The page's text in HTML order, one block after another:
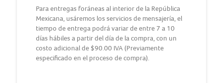
Para entregas foráneas al interior de la República
Mexicana, usáremos los servicios de mensajería, el
tiempo de entrega podrá variar de entre 7 a 10
días hábiles a partir del día de la compra, con un
costo adicional de $90.00 IVA (Previamente
especificado en el proceso de compra).